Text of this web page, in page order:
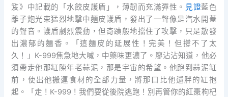
笈》中記載的「水餃皮護盾」，薄韌而充滿彈性。 見證藍色
離子炮光束猛烈地擊中麵皮護盾，發出了一聲像是汽水開蓋
的聲音。護盾劇烈震動，但奇蹟般地擋住了攻擊，只是散發
出濃郁的麵香。「這麵皮的延展性！完美！但撐不了太
久！」K-999焦急地大喊，中藥味更濃了。廖沾沾知道，他必
須帶走他那缸陳年老蒜泥，那是宇宙的希望。他跑到蒜泥缸
前，使出他搬運食材的全部力量，將那口比他還胖的缸抱
起。「走！K-999！我們要從後院逃跑！別再管你的紅棗枸杞